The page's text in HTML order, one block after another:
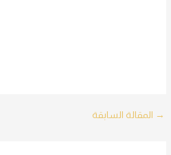
Post
→ المقالة السابقة